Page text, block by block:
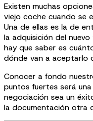
Existen muchas
viejo coche cuando se
Una de ellas es la de
la adquisición del
hay que saber es
dónde van a aceptarlo
Conocer a fondo
puntos fuertes será
negociación sea un
la documentación otra